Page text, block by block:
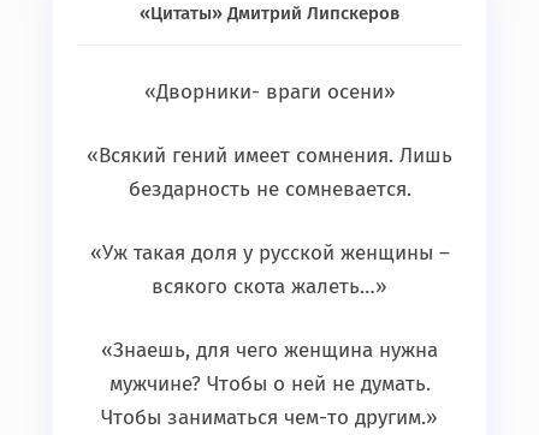
«Цитаты» Дмитрий Липскеров
«Дворники- враги осени»
«Всякий гений имеет сомнения. Лишь
бездарность не сомневается.
«Уж такая доля у русской женщины –
всякого скота жалеть…»
«Знаешь, для чего женщина нужна
мужчине? Чтобы о ней не думать.
Чтобы заниматься чем-то другим.»